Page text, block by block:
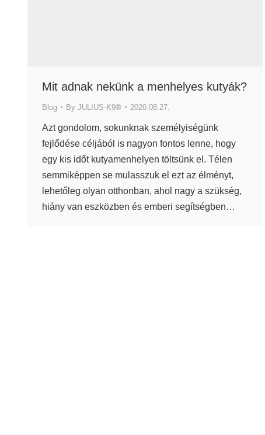
Mit adnak nekünk a menhelyes kutyák?
Blog By JULIUS-K9® 2020.08.27.
Azt gondolom, sokunknak személyiségünk
fejlődése céljából is nagyon fontos lenne, hogy
egy kis időt kutyamenhelyen töltsünk el. Télen
semmiképpen se mulasszuk el ezt az élményt,
lehetőleg olyan otthonban, ahol nagy a szükség,
hiány van eszközben és emberi segítségben…